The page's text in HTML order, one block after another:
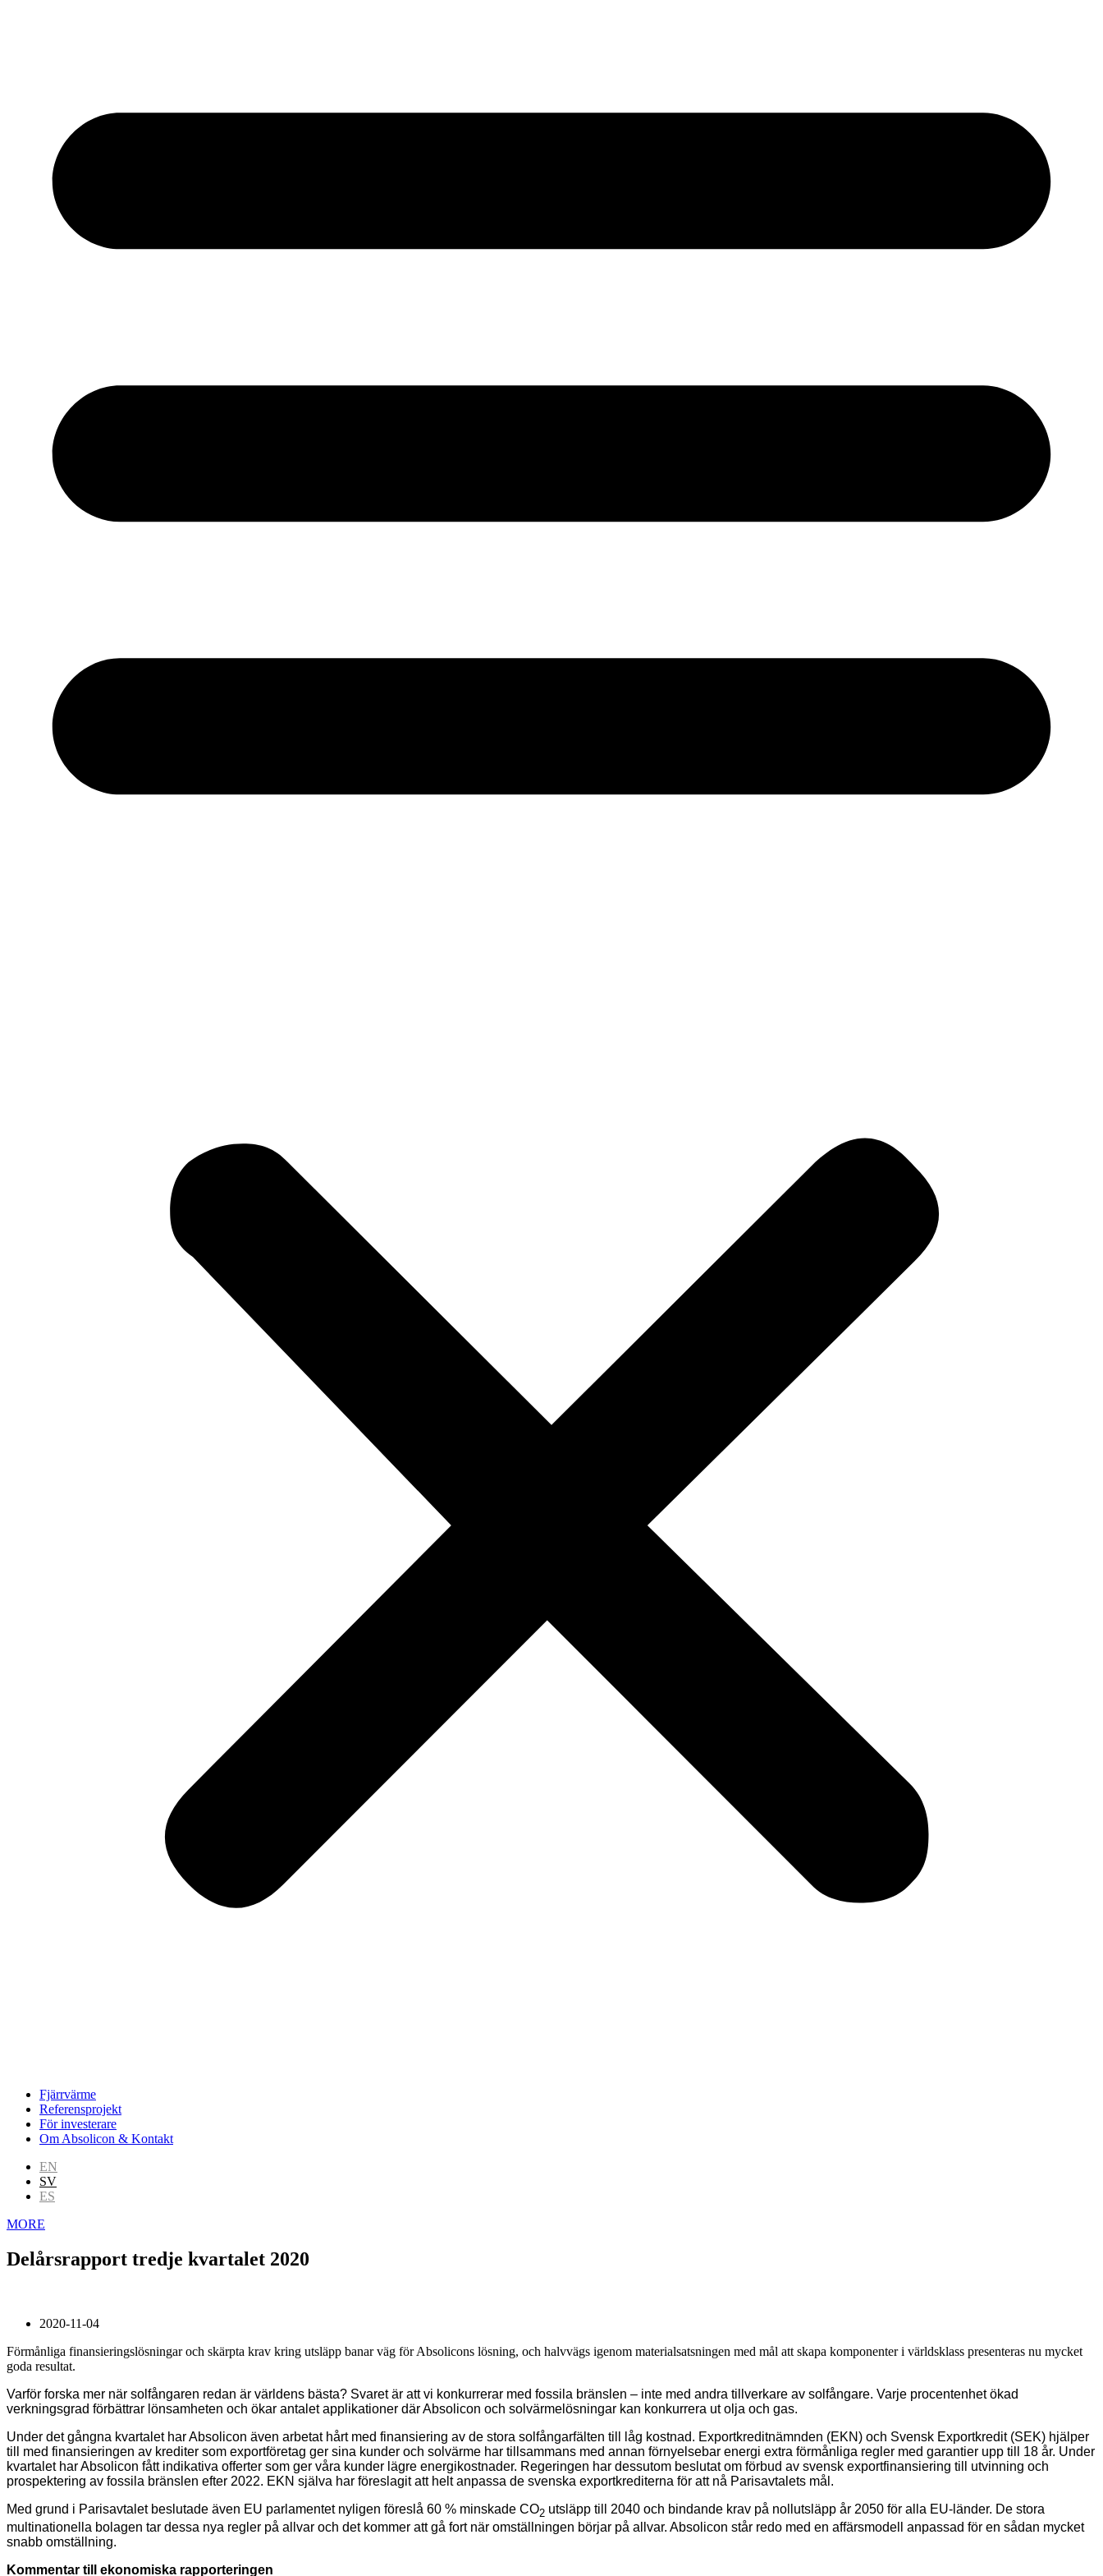
Fjärrvärme
Referensprojekt
För investerare
Om Absolicon & Kontakt
EN
SV
ES
MORE
Delårsrapport tredje kvartalet 2020
2020-11-04
Förmånliga finansieringslösningar och skärpta krav kring utsläpp banar väg för Absolicons lösning, och halvvägs igenom materialsatsningen med mål att skapa komponenter i världsklass presenteras nu mycket
goda resultat.
Varför forska mer när solfångaren redan är världens bästa? Svaret är att vi konkurrerar med fossila bränslen – inte med andra tillverkare av solfångare. Varje procentenhet ökad
verkningsgrad förbättrar lönsamheten och ökar antalet applikationer där Absolicon och solvärmelösningar kan konkurrera ut olja och gas.
Under det gångna kvartalet har Absolicon även arbetat hårt med finansiering av de stora solfångarfälten till låg kostnad. Exportkreditnämnden (EKN) och Svensk Exportkredit (SEK) hjälper
till med finansieringen av krediter som exportföretag ger sina kunder och solvärme har tillsammans med annan förnyelsebar energi extra förmånliga regler med garantier upp till 18 år. Under
kvartalet har Absolicon fått indikativa offerter som ger våra kunder lägre energikostnader. Regeringen har dessutom beslutat om förbud av svensk exportfinansiering till utvinning och
prospektering av fossila bränslen efter 2022. EKN själva har föreslagit att helt anpassa de svenska exportkrediterna för att nå Parisavtalets mål.
Med grund i Parisavtalet beslutade även EU parlamentet nyligen föreslå 60 % minskade CO2 utsläpp till 2040 och bindande krav på nollutsläpp år 2050 för alla EU-länder. De stora
multinationella bolagen tar dessa nya regler på allvar och det kommer att gå fort när omställningen börjar på allvar. Absolicon står redo med en affärsmodell anpassad för en sådan mycket
snabb omställning.
Kommentar till ekonomiska rapporteringen